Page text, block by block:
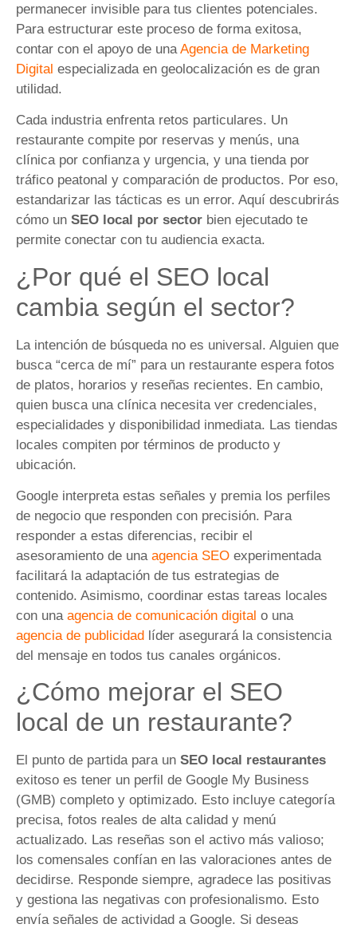
permanecer invisible para tus clientes potenciales.
Para estructurar este proceso de forma exitosa,
contar con el apoyo de unaAgencia de Marketing
Digital especializada en geolocalización es de gran
utilidad.
Cada industria enfrenta retos particulares. Un
restaurante compite por reservas y menús, una
clínica por confianza y urgencia, y una tienda por
tráfico peatonal y comparación de productos. Por eso,
estandarizar las tácticas es un error. Aquí descubrirás
cómo un SEO local por sector bien ejecutado te
permite conectar con tu audiencia exacta.
¿Por qué el SEO local
cambia según el sector?
La intención de búsqueda no es universal. Alguien que
busca “cerca de mí” para un restaurante espera fotos
de platos, horarios y reseñas recientes. En cambio,
quien busca una clínica necesita ver credenciales,
especialidades y disponibilidad inmediata. Las tiendas
locales compiten por términos de producto y
ubicación.
Google interpreta estas señales y premia los perfiles
de negocio que responden con precisión. Para
responder a estas diferencias, recibir el
asesoramiento de una agencia SEO experimentada
facilitará la adaptación de tus estrategias de
contenido. Asimismo, coordinar estas tareas locales
con una agencia de comunicación digital o una
agencia de publicidad líder asegurará la consistencia
del mensaje en todos tus canales orgánicos.
¿Cómo mejorar el SEO
local de un restaurante?
El punto de partida para un SEO local restaurantes
exitoso es tener un perfil de Google My Business
(GMB) completo y optimizado. Esto incluye categoría
precisa, fotos reales de alta calidad y menú
actualizado. Las reseñas son el activo más valioso;
los comensales confían en las valoraciones antes de
decidirse. Responde siempre, agradece las positivas
y gestiona las negativas con profesionalismo. Esto
envía señales de actividad a Google. Si deseas